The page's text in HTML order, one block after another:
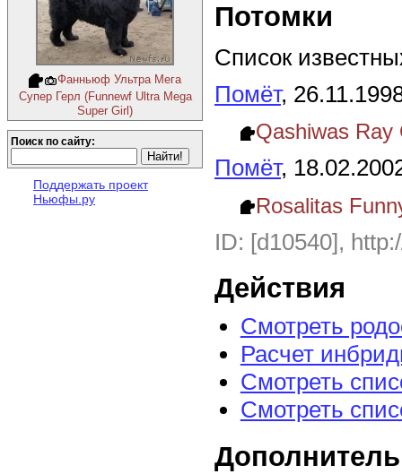
Фанньюф Ультра Мега
Супер Герл (Funnewf Ultra Mega
Super Girl)
Поиск по сайту:
Поддержать проект
Ньюфы.ру
Потомки
Список
Помёт,
Qashiwas Ray
Помёт,
Rosalitas
ID: [d10540],
Действия
Смотреть
Расчет
Смотреть
Смотреть